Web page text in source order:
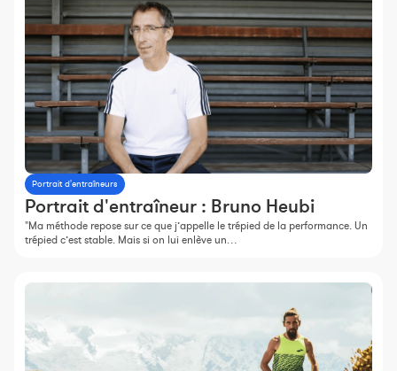
Portrait d'entraîneurs
Portrait d'entraîneur : Bruno Heubi
"Ma méthode repose sur ce que j’appelle le trépied de la performance. Un
trépied c’est stable. Mais si on lui enlève un…